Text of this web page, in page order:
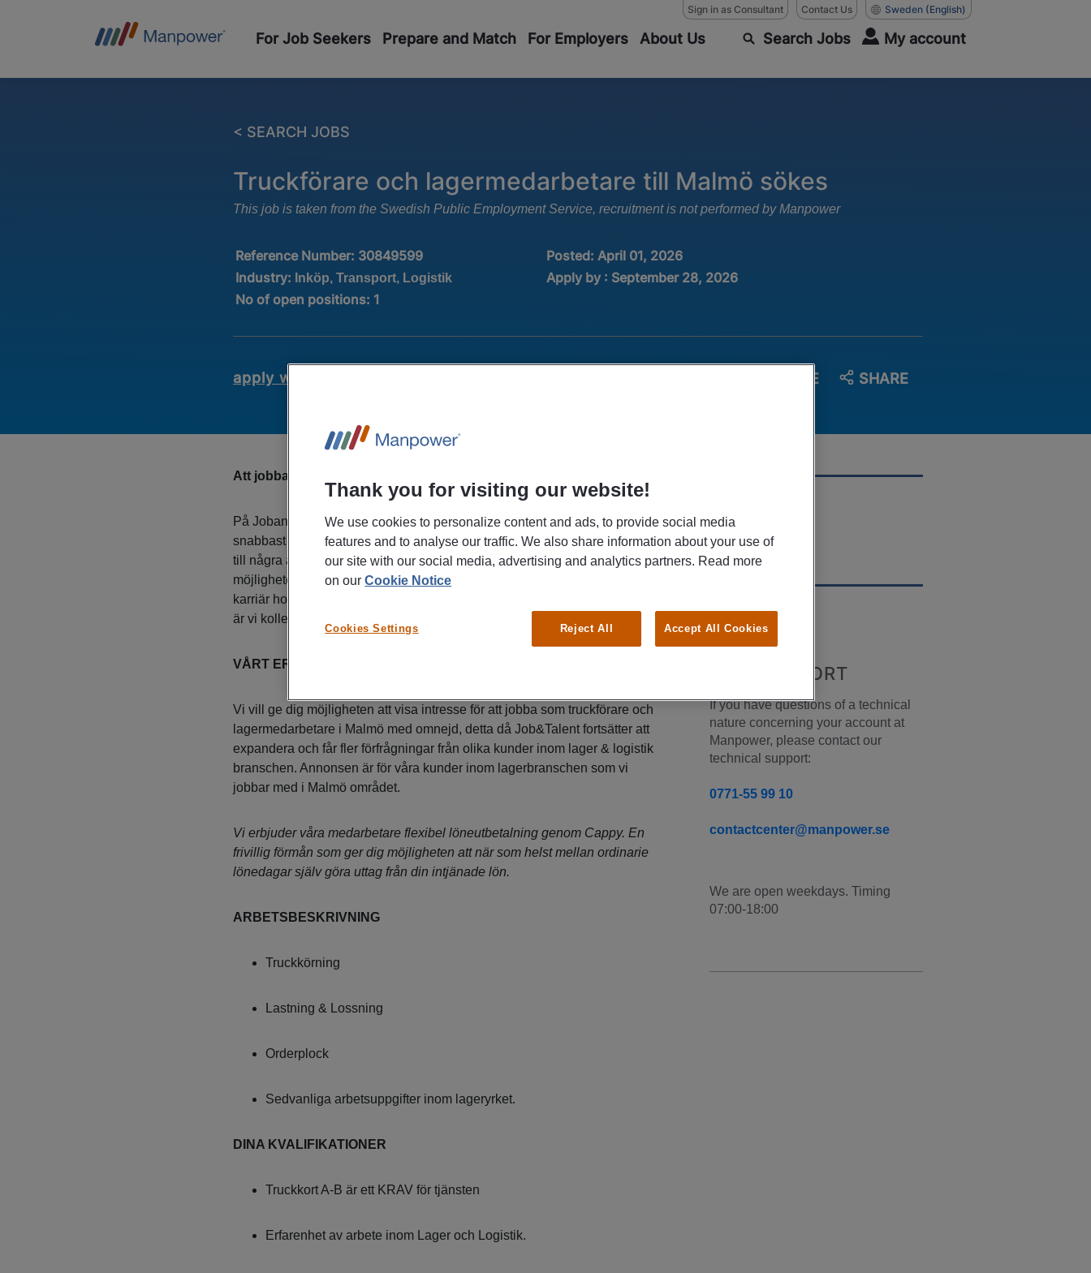
Sign in as Consultant Contact Us Sweden (English)
For Job Seekers Prepare and Match For Employers About Us Search Jobs My account
< SEARCH JOBS
Truckförare och lagermedarbetare till Malmö sökes
This job is taken from the Swedish Public Employment Service, recruitment is not performed by Manpower
Reference Number: 30849599 Posted: April 01, 2026
Industry: Inköp, Transport, Logistik
Apply by : September 28, 2026
No of open positions: 1
apply with company as SAVE SHARE
Att jobba på Jobandtalent
På Jobandtalent tillhör du ett av Sveriges största, och ett av världens
snabbast växande rekryterings- och bemanningsföretag. Våra kunder hör
till några av landets mest välkända varumärken och vi erbjuder goda
möjligheter att växa och utvecklas, såväl genom att rekryteras för vidare
karriär hos någon av våra kunder som internt inom Jobandtalent. Självklart
är vi kollektivavtalsanslutna.
VÅRT ERBJUDANDE
Vi vill ge dig möjligheten att visa intresse för att jobba som truckförare och
lagermedarbetare i Malmö med omnejd, detta då Job&Talent fortsätter att
expandera och får fler förfrågningar från olika kunder inom lager & logistik
branschen. Annonsen är för våra kunder inom lagerbranschen som vi
jobbar med i Malmö området.
Vi erbjuder våra medarbetare flexibel löneutbetalning genom Cappy. En
frivillig förmån som ger dig möjligheten att när som helst mellan ordinarie
lönedagar själv göra uttag från din intjänade lön.
ARBETSBESKRIVNING
Truckkörning
Lastning & Lossning
Orderplock
Sedvanliga arbetsuppgifter inom lageryrket.
DINA KVALIFIKATIONER
Truckkort A-B är ett KRAV för tjänsten
Erfarenhet av arbete inom Lager och Logistik.
RECRUITER
WEB SUPPORT
If you have questions of a technical
nature concerning your account at
Manpower, please contact our
technical support:
0771-55 99 10
contactcenter@manpower.se
We are open weekdays. Timing
07:00-18:00
Thank you for visiting our website!
We use cookies to personalize content and ads, to provide social media
features and to analyse our traffic. We also share information about your use of
our site with our social media, advertising and analytics partners. Read more
on ourCookie Notice
Reject All Accept All Cookies
Cookies Settings